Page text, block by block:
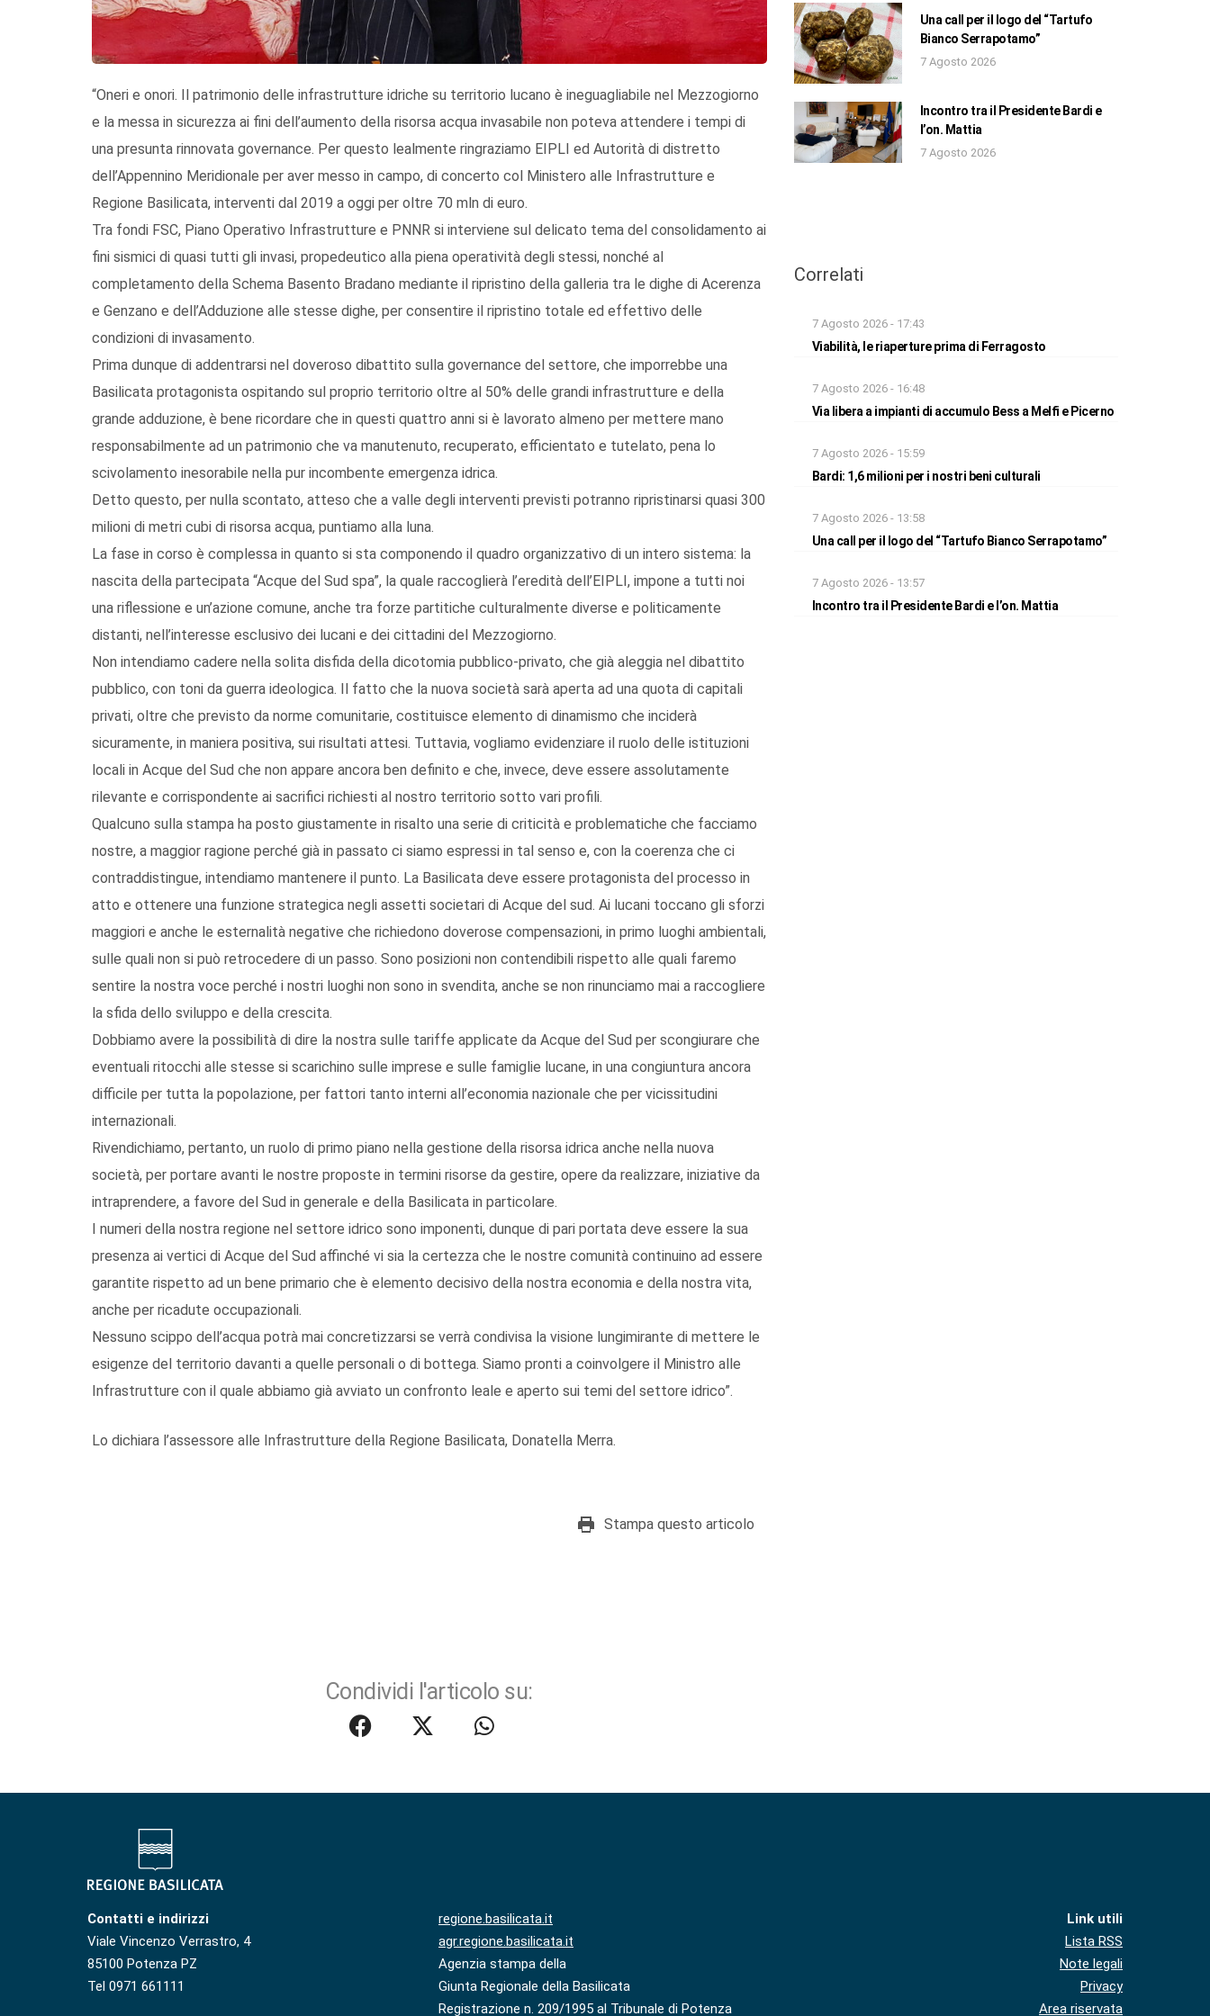
“Oneri e onori. Il patrimonio delle infrastrutture idriche su territorio lucano è ineguagliabile nel Mezzogiorno
e la messa in sicurezza ai fini dell’aumento della risorsa acqua invasabile non poteva attendere i tempi di
una presunta rinnovata governance. Per questo lealmente ringraziamo EIPLI ed Autorità di distretto
dell’Appennino Meridionale per aver messo in campo, di concerto col Ministero alle Infrastrutture e
Regione Basilicata, interventi dal 2019 a oggi per oltre 70 mln di euro.
Tra fondi FSC, Piano Operativo Infrastrutture e PNNR si interviene sul delicato tema del consolidamento ai
fini sismici di quasi tutti gli invasi, propedeutico alla piena operatività degli stessi, nonché al
completamento della Schema Basento Bradano mediante il ripristino della galleria tra le dighe di Acerenza
e Genzano e dell’Adduzione alle stesse dighe, per consentire il ripristino totale ed effettivo delle
condizioni di invasamento.
Prima dunque di addentrarsi nel doveroso dibattito sulla governance del settore, che imporrebbe una
Basilicata protagonista ospitando sul proprio territorio oltre al 50% delle grandi infrastrutture e della
grande adduzione, è bene ricordare che in questi quattro anni si è lavorato almeno per mettere mano
responsabilmente ad un patrimonio che va manutenuto, recuperato, efficientato e tutelato, pena lo
scivolamento inesorabile nella pur incombente emergenza idrica.
Detto questo, per nulla scontato, atteso che a valle degli interventi previsti potranno ripristinarsi quasi 300
milioni di metri cubi di risorsa acqua, puntiamo alla luna.
La fase in corso è complessa in quanto si sta componendo il quadro organizzativo di un intero sistema: la
nascita della partecipata “Acque del Sud spa”, la quale raccoglierà l’eredità dell’EIPLI, impone a tutti noi
una riflessione e un’azione comune, anche tra forze partitiche culturalmente diverse e politicamente
distanti, nell’interesse esclusivo dei lucani e dei cittadini del Mezzogiorno.
Non intendiamo cadere nella solita disfida della dicotomia pubblico-privato, che già aleggia nel dibattito
pubblico, con toni da guerra ideologica. Il fatto che la nuova società sarà aperta ad una quota di capitali
privati, oltre che previsto da norme comunitarie, costituisce elemento di dinamismo che inciderà
sicuramente, in maniera positiva, sui risultati attesi. Tuttavia, vogliamo evidenziare il ruolo delle istituzioni
locali in Acque del Sud che non appare ancora ben definito e che, invece, deve essere assolutamente
rilevante e corrispondente ai sacrifici richiesti al nostro territorio sotto vari profili.
Qualcuno sulla stampa ha posto giustamente in risalto una serie di criticità e problematiche che facciamo
nostre, a maggior ragione perché già in passato ci siamo espressi in tal senso e, con la coerenza che ci
contraddistingue, intendiamo mantenere il punto. La Basilicata deve essere protagonista del processo in
atto e ottenere una funzione strategica negli assetti societari di Acque del sud. Ai lucani toccano gli sforzi
maggiori e anche le esternalità negative che richiedono doverose compensazioni, in primo luoghi ambientali,
sulle quali non si può retrocedere di un passo. Sono posizioni non contendibili rispetto alle quali faremo
sentire la nostra voce perché i nostri luoghi non sono in svendita, anche se non rinunciamo mai a raccogliere
la sfida dello sviluppo e della crescita.
Dobbiamo avere la possibilità di dire la nostra sulle tariffe applicate da Acque del Sud per scongiurare che
eventuali ritocchi alle stesse si scarichino sulle imprese e sulle famiglie lucane, in una congiuntura ancora
difficile per tutta la popolazione, per fattori tanto interni all’economia nazionale che per vicissitudini
internazionali.
Rivendichiamo, pertanto, un ruolo di primo piano nella gestione della risorsa idrica anche nella nuova
società, per portare avanti le nostre proposte in termini risorse da gestire, opere da realizzare, iniziative da
intraprendere, a favore del Sud in generale e della Basilicata in particolare.
I numeri della nostra regione nel settore idrico sono imponenti, dunque di pari portata deve essere la sua
presenza ai vertici di Acque del Sud affinché vi sia la certezza che le nostre comunità continuino ad essere
garantite rispetto ad un bene primario che è elemento decisivo della nostra economia e della nostra vita,
anche per ricadute occupazionali.
Nessuno scippo dell’acqua potrà mai concretizzarsi se verrà condivisa la visione lungimirante di mettere le
esigenze del territorio davanti a quelle personali o di bottega. Siamo pronti a coinvolgere il Ministro alle
Infrastrutture con il quale abbiamo già avviato un confronto leale e aperto sui temi del settore idrico”.
Lo dichiara l’assessore alle Infrastrutture della Regione Basilicata, Donatella Merra.
Stampa questo articolo
Condividi l'articolo su:
Una call per il logo del “Tartufo
Bianco Serrapotamo”
7 Agosto 2026
Incontro tra il Presidente Bardi e
l’on. Mattia
7 Agosto 2026
Correlati
7 Agosto 2026 - 17:43
Viabilità, le riaperture prima di Ferragosto
7 Agosto 2026 - 16:48
Via libera a impianti di accumulo Bess a Melfi e Picerno
7 Agosto 2026 - 15:59
Bardi: 1,6 milioni per i nostri beni culturali
7 Agosto 2026 - 13:58
Una call per il logo del “Tartufo Bianco Serrapotamo”
7 Agosto 2026 - 13:57
Incontro tra il Presidente Bardi e l’on. Mattia
Contatti e indirizzi
Viale Vincenzo Verrastro, 4
85100 Potenza PZ
Tel 0971 661111
regione.basilicata.it
agr.regione.basilicata.it
Agenzia stampa della
Giunta Regionale della Basilicata
Registrazione n. 209/1995 al Tribunale di Potenza
Link utili
Lista RSS
Note legali
Privacy
Area riservata